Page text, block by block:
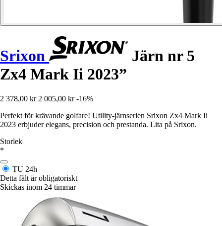
Srixon
Järn nr 5
Zx4 Mark Ii 2023”
2 378,00 kr 2 005,00 kr -16%
Perfekt för krävande golfare! Utility-järnserien Srixon Zx4 Mark Ii
2023 erbjuder elegans, precision och prestanda. Lita på Srixon.
Storlek
*
TU 24h
Detta fält är obligatoriskt
Skickas inom 24 timmar